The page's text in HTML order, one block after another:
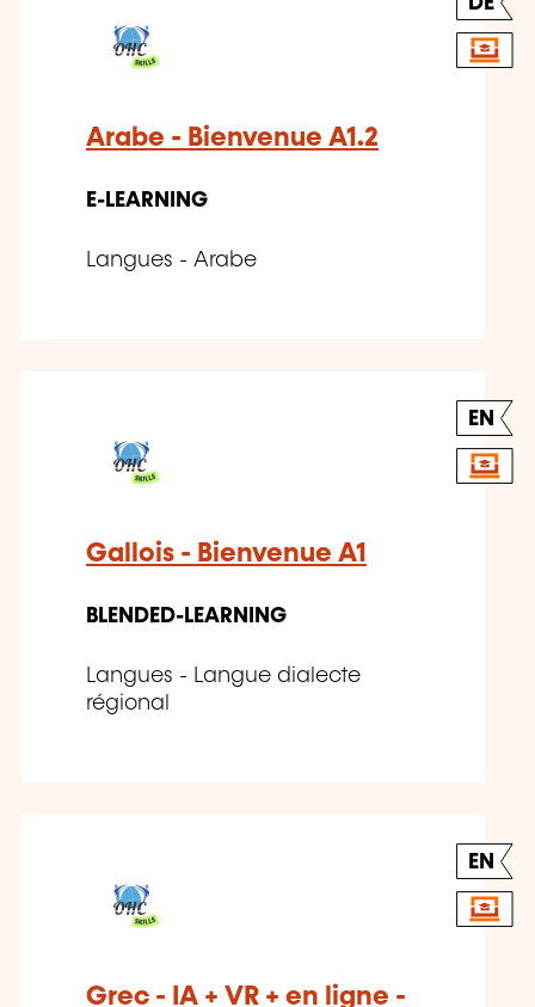
Arabe - Bienvenue A1.2
E-LEARNING
Langues - Arabe
EN
Gallois - Bienvenue A1
BLENDED-LEARNING
Langues - Langue dialecte
régional
EN
Grec - IA + VR + en ligne -